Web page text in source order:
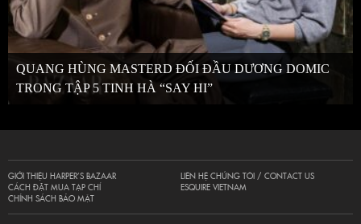
QUANG HÙNG MASTERD ĐỐI ĐẦU DƯƠNG DOMIC
TRONG TẬP 5 TINH HÀ “SAY HI”
GIỚI THIỆU HARPER’S BAZAAR
CÁCH ĐẶT MUA TẠP CHÍ
CHÍNH SÁCH BẢO MẬT
LIÊN HỆ CHÚNG TÔI / CONTACT US
ESQUIRE VIETNAM